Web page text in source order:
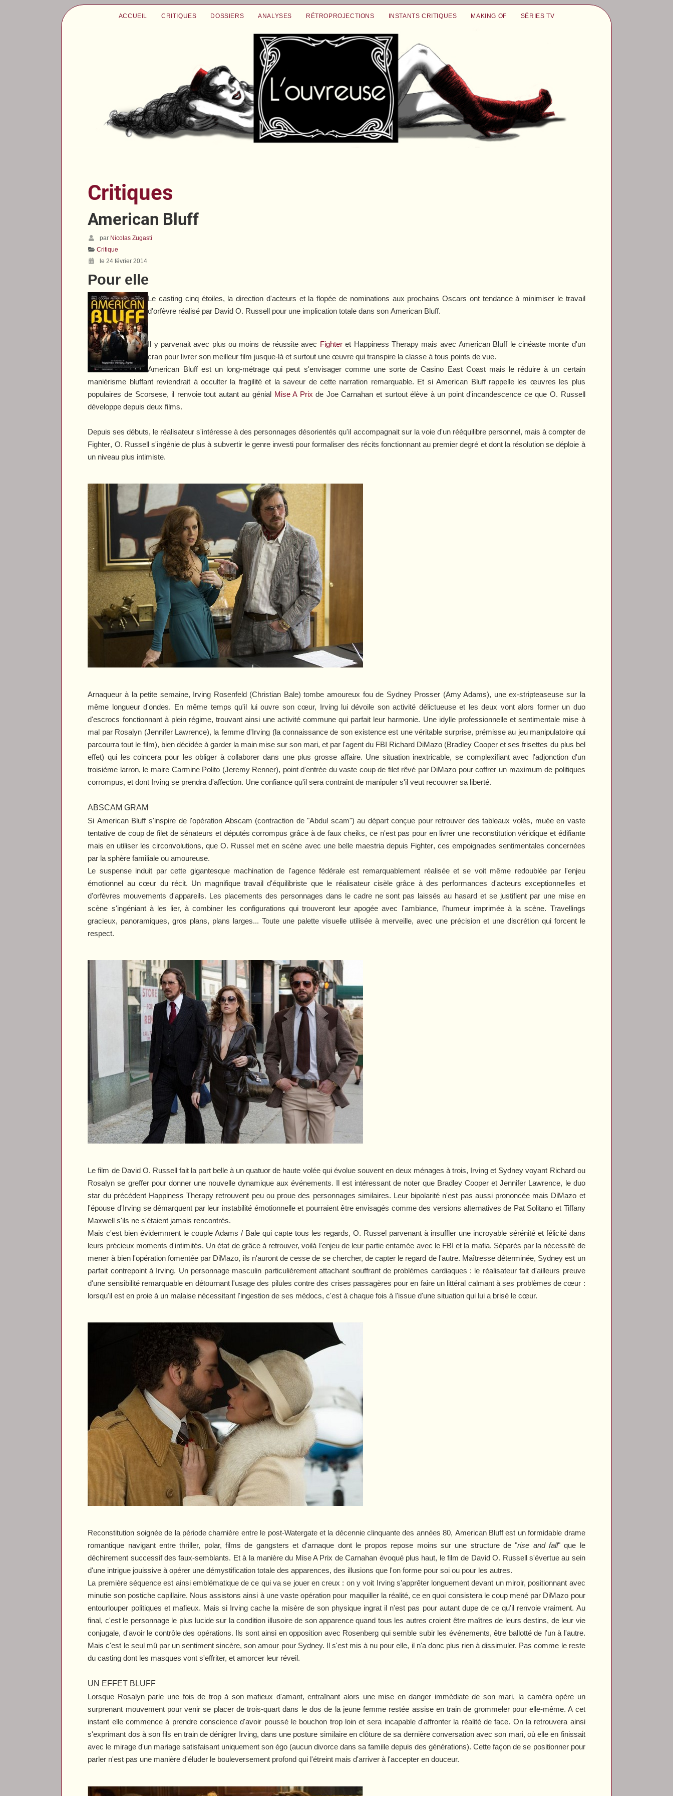
ACCUEIL CRITIQUES DOSSIERS ANALYSES RÉTROPROJECTIONS INSTANTS CRITIQUES MAKING OF SÉRIES TV
Critiques
American Bluff
par Nicolas Zugasti
Critique
le 24 février 2014
Pour elle
Le casting cinq étoiles, la direction d'acteurs et la flopée de nominations aux prochains Oscars ont tendance à minimiser le travail
d'orfèvre réalisé par David O. Russell pour une implication totale dans sonAmerican Bluff.
Il y parvenait avec plus ou moins de réussite avec Fighteret Happiness Therapymais avec American Bluffle cinéaste monte d'un
cran pour livrer son meilleur film jusque-là et surtout une œuvre qui transpire la classe à tous points de vue.
American Bluffest un long-métrage qui peut s'envisager comme une sorte deCasino East Coast mais le réduire à un certain
maniérisme bluffant reviendrait à occulter la fragilité et la saveur de cette narration remarquable. Et siAmerican Bluff rappelle les œuvres les plus
populaires de Scorsese, il renvoie tout autant au génial Mise A Prix de Joe Carnahan et surtout élève à un point d'incandescence ce que O. Russell
développe depuis deux films.
Depuis ses débuts, le réalisateur s'intéresse à des personnages désorientés qu'il accompagnait sur la voie d'un rééquilibre personnel, mais à compter de
Fighter, O. Russell s'ingénie de plus à subvertir le genre investi pour formaliser des récits fonctionnant au premier degré et dont la résolution se déploie à
un niveau plus intimiste.
Arnaqueur à la petite semaine, Irving Rosenfeld (Christian Bale) tombe amoureux fou de Sydney Prosser (Amy Adams), une ex-stripteaseuse sur la
même longueur d'ondes. En même temps qu'il lui ouvre son cœur, Irving lui dévoile son activité délictueuse et les deux vont alors former un duo
d'escrocs fonctionnant à plein régime, trouvant ainsi une activité commune qui parfait leur harmonie. Une idylle professionnelle et sentimentale mise à
mal par Rosalyn (Jennifer Lawrence), la femme d'Irving (la connaissance de son existence est une véritable surprise, prémisse au jeu manipulatoire qui
parcourra tout le film), bien décidée à garder la main mise sur son mari, et par l'agent du FBI Richard DiMazo (Bradley Cooper et ses frisettes du plus bel
effet) qui les coincera pour les obliger à collaborer dans une plus grosse affaire. Une situation inextricable, se complexifiant avec l'adjonction d'un
troisième larron, le maire Carmine Polito (Jeremy Renner), point d'entrée du vaste coup de filet rêvé par DiMazo pour coffrer un maximum de politiques
corrompus, et dont Irving se prendra d'affection. Une confiance qu'il sera contraint de manipuler s'il veut recouvrer sa liberté.
ABSCAM GRAM
Si American Bluffs'inspire de l'opération Abscam (contraction de "Abdul scam") au départ conçue pour retrouver des tableaux volés, muée en vaste
tentative de coup de filet de sénateurs et députés corrompus grâce à de faux cheiks, ce n'est pas pour en livrer une reconstitution véridique et édifiante
mais en utiliser les circonvolutions, que O. Russel met en scène avec une belle maestria depuis Fighter, ces empoignades sentimentales concernées
par la sphère familiale ou amoureuse.
Le suspense induit par cette gigantesque machination de l'agence fédérale est remarquablement réalisée et se voit même redoublée par l'enjeu
émotionnel au cœur du récit. Un magnifique travail d'équilibriste que le réalisateur cisèle grâce à des performances d'acteurs exceptionnelles et
d'orfèvres mouvements d'appareils. Les placements des personnages dans le cadre ne sont pas laissés au hasard et se justifient par une mise en
scène s'ingéniant à les lier, à combiner les configurations qui trouveront leur apogée avec l'ambiance, l'humeur imprimée à la scène. Travellings
gracieux, panoramiques, gros plans, plans larges... Toute une palette visuelle utilisée à merveille, avec une précision et une discrétion qui forcent le
respect.
Le film de David O. Russell fait la part belle à un quatuor de haute volée qui évolue souvent en deux ménages à trois, Irving et Sydney voyant Richard ou
Rosalyn se greffer pour donner une nouvelle dynamique aux événements. Il est intéressant de noter que Bradley Cooper et Jennifer Lawrence, le duo
star du précédent Happiness Therapy retrouvent peu ou proue des personnages similaires. Leur bipolarité n'est pas aussi prononcée mais DiMazo et
l'épouse d'Irving se démarquent par leur instabilité émotionnelle et pourraient être envisagés comme des versions alternatives de Pat Solitano et Tiffany
Maxwell s'ils ne s'étaient jamais rencontrés.
Mais c'est bien évidemment le couple Adams / Bale qui capte tous les regards, O. Russel parvenant à insuffler une incroyable sérénité et félicité dans
leurs précieux moments d'intimités. Un état de grâce à retrouver, voilà l'enjeu de leur partie entamée avec le FBI et la mafia. Séparés par la nécessité de
mener à bien l'opération fomentée par DiMazo, ils n'auront de cesse de se chercher, de capter le regard de l'autre. Maîtresse déterminée, Sydney est un
parfait contrepoint à Irving. Un personnage masculin particulièrement attachant souffrant de problèmes cardiaques : le réalisateur fait d'ailleurs preuve
d'une sensibilité remarquable en détournant l'usage des pilules contre des crises passagères pour en faire un littéral calmant à ses problèmes de cœur :
lorsqu'il est en proie à un malaise nécessitant l'ingestion de ses médocs, c'est à chaque fois à l'issue d'une situation qui lui a brisé le cœur.
Reconstitution soignée de la période charnière entre le post-Watergate et la décennie clinquante des années 80, American Bluffest un formidable drame
romantique navigant entre thriller, polar, films de gangsters et d'arnaque dont le propos repose moins sur une structure de "rise and fall" que le
déchirement successif des faux-semblants. Et à la manière du Mise A Prix de Carnahan évoqué plus haut, le film de David O. Russell s'évertue au sein
d'une intrigue jouissive à opérer une démystification totale des apparences, des illusions que l'on forme pour soi ou pour les autres.
La première séquence est ainsi emblématique de ce qui va se jouer en creux : on y voit Irving s'apprêter longuement devant un miroir, positionnant avec
minutie son postiche capillaire. Nous assistons ainsi à une vaste opération pour maquiller la réalité, ce en quoi consistera le coup mené par DiMazo pour
entourlouper politiques et mafieux. Mais si Irving cache la misère de son physique ingrat il n'est pas pour autant dupe de ce qu'il renvoie vraiment. Au
final, c'est le personnage le plus lucide sur la condition illusoire de son apparence quand tous les autres croient être maîtres de leurs destins, de leur vie
conjugale, d'avoir le contrôle des opérations. Ils sont ainsi en opposition avec Rosenberg qui semble subir les événements, être ballotté de l'un à l'autre.
Mais c'est le seul mû par un sentiment sincère, son amour pour Sydney. Il s'est mis à nu pour elle, il n'a donc plus rien à dissimuler. Pas comme le reste
du casting dont les masques vont s'effriter, et amorcer leur réveil.
UN EFFET BLUFF
Lorsque Rosalyn parle une fois de trop à son mafieux d'amant, entraînant alors une mise en danger immédiate de son mari, la caméra opère un
surprenant mouvement pour venir se placer de trois-quart dans le dos de la jeune femme restée assise en train de grommeler pour elle-même. A cet
instant elle commence à prendre conscience d'avoir poussé le bouchon trop loin et sera incapable d'affronter la réalité de face. On la retrouvera ainsi
s'exprimant dos à son fils en train de dénigrer Irving, dans une posture similaire en clôture de sa dernière conversation avec son mari, où elle en finissait
avec le mirage d'un mariage satisfaisant uniquement son égo (aucun divorce dans sa famille depuis des générations). Cette façon de se positionner pour
parler n'est pas une manière d'éluder le bouleversement profond qui l'étreint mais d'arriver à l'accepter en douceur.